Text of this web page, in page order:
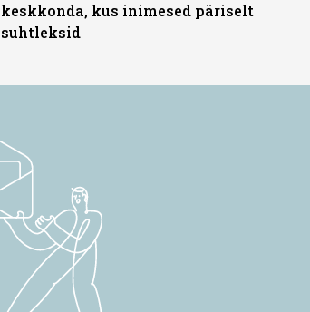
keskkonda, kus inimesed päriselt
suhtleksid